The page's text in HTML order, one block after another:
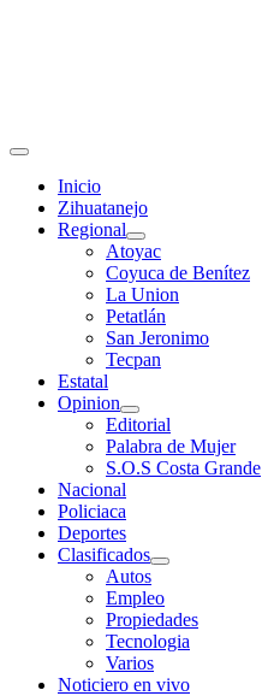
Primary
Inicio
Zihuatanejo
Regional
Atoyac
Coyuca de Benítez
La Union
Petatlán
San Jeronimo
Tecpan
Estatal
Opinion
Editorial
Palabra de Mujer
S.O.S Costa Grande
Nacional
Policiaca
Deportes
Clasificados
Autos
Empleo
Propiedades
Tecnologia
Varios
Noticiero en vivo